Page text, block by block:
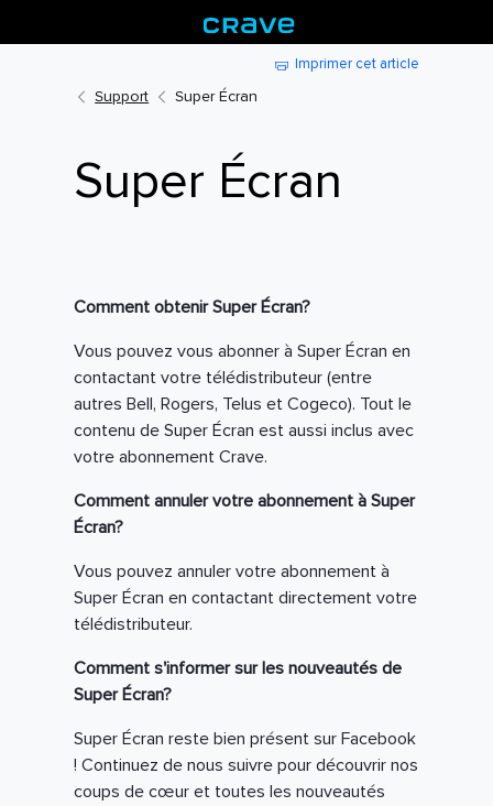
Imprimer cet article
Support Super Écran
Super Écran
Comment obtenir Super Écran?
Vous pouvez vous abonner à Super Écran en
contactant votre télédistributeur (entre
autres Bell, Rogers, Telus et Cogeco). Tout le
contenu de Super Écran est aussi inclus avec
votre abonnement Crave.
Comment annuler votre abonnement à Super
Écran?
Vous pouvez annuler votre abonnement à
Super Écran en contactant directement votre
télédistributeur.
Comment s'informer sur les nouveautés de
Super Écran?
Super Écran reste bien présent sur Facebook
! Continuez de nous suivre pour découvrir nos
coups de cœur et toutes les nouveautés